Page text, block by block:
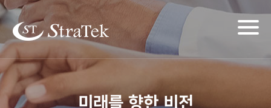
미래를 향한 비전